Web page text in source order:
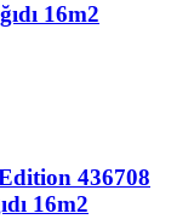
16m2
436708
16m2